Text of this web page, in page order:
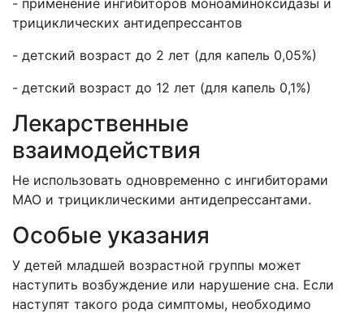
- применение ингибиторов моноаминоксидазы и
трициклических антидепрессантов
- детский возраст до 2 лет (для капель 0,05%)
- детский возраст до 12 лет (для капель 0,1%)
Лекарственные
взаимодействия
Не использовать одновременно с ингибиторами
МАО и трициклическими антидепрессантами.
Особые указания
У детей младшей возрастной группы может
наступить возбуждение или нарушение сна. Если
наступят такого рода симптомы, необходимо